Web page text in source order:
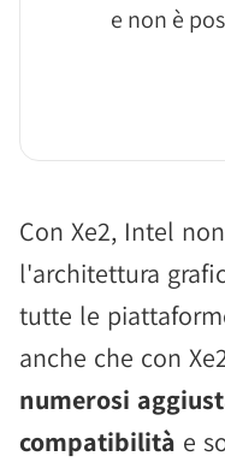
e non è
Con Xe2, Intel
l'architettura
tutte le
anche che con
numerosi
compatibilità e